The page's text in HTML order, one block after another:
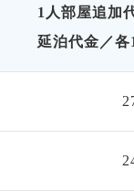
1人部屋追加
延泊代金／各